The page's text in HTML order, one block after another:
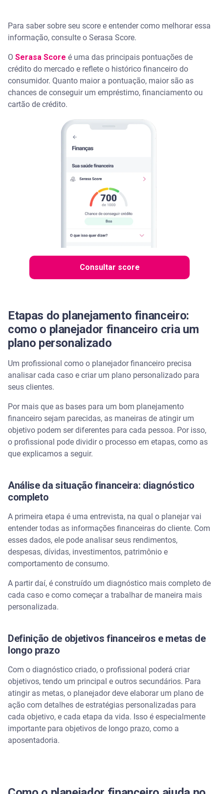
Para saber sobre seu score e entender como melhorar essa
informação, consulte o Serasa Score.
O Serasa Score é uma das principais pontuações de
crédito do mercado e reflete o histórico financeiro do
consumidor. Quanto maior a pontuação, maior são as
chances de conseguir um empréstimo, financiamento ou
cartão de crédito.
Consultar score
Etapas do planejamento financeiro:
como o planejador financeiro cria um
plano personalizado
Um profissional como o planejador financeiro precisa
analisar cada caso e criar um plano personalizado para
seus clientes.
Por mais que as bases para um bom planejamento
financeiro sejam parecidas, as maneiras de atingir um
objetivo podem ser diferentes para cada pessoa. Por isso,
o profissional pode dividir o processo em etapas, como as
que explicamos a seguir.
Análise da situação financeira: diagnóstico
completo
A primeira etapa é uma entrevista, na qual o planejar vai
entender todas as informações financeiras do cliente. Com
esses dados, ele pode analisar seus rendimentos,
despesas, dívidas, investimentos, patrimônio e
comportamento de consumo.
A partir daí, é construído um diagnóstico mais completo de
cada caso e como começar a trabalhar de maneira mais
personalizada.
Definição de objetivos financeiros e metas de
longo prazo
Com o diagnóstico criado, o profissional poderá criar
objetivos, tendo um principal e outros secundários. Para
atingir as metas, o planejador deve elaborar um plano de
ação com detalhes de estratégias personalizadas para
cada objetivo, e cada etapa da vida. Isso é especialmente
importante para objetivos de longo prazo, como a
aposentadoria.